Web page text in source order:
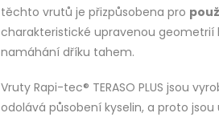
těchto vrutů je přizpůsobena pro
charakteristické upravenou geometrií
namáhání dříku tahem.
Vruty Rapi-tec® TERASO PLUS jsou
odolává působení kyselin, a proto